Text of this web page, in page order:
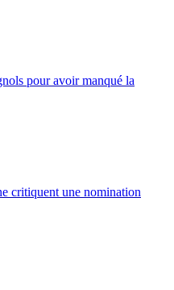
pour avoir manqué la
critiquent une nomination